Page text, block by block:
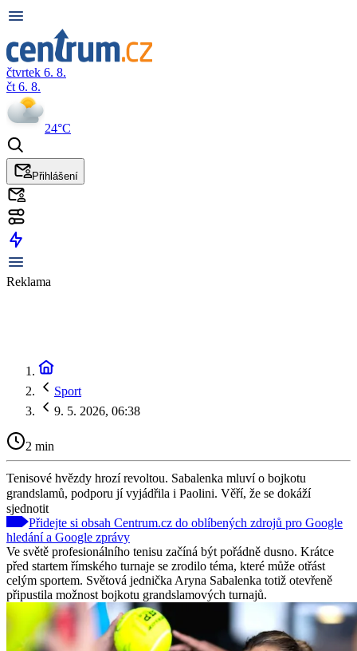
čtvrtek 6. 8.
čt 6. 8.
24°C
Přihlášení
Reklama
Sport
9. 5. 2026, 06:38
2 min
Tenisové hvězdy hrozí revoltou. Sabalenka mluví o bojkotu
grandslamů, podporu jí vyjádřila i Paolini. Věří, že se dokáží
sjednotit
Přidejte si obsah Centrum.cz do oblíbených zdrojů pro Google
hledání a Google zprávy
Ve světě profesionálního tenisu začíná být pořádně dusno. Krátce
před startem římského turnaje se zrodilo téma, které může otřást
celým sportem. Světová jednička Aryna Sabalenka totiž otevřeně
připustila možnost bojkotu grandslamových turnajů.